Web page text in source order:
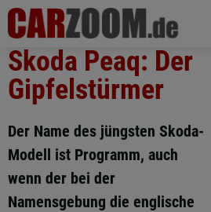
Skoda Peaq: Der
Gipfelstürmer
Der Name des jüngsten Skoda-
Modell ist Programm, auch
wenn der bei der
Namensgebung die englische